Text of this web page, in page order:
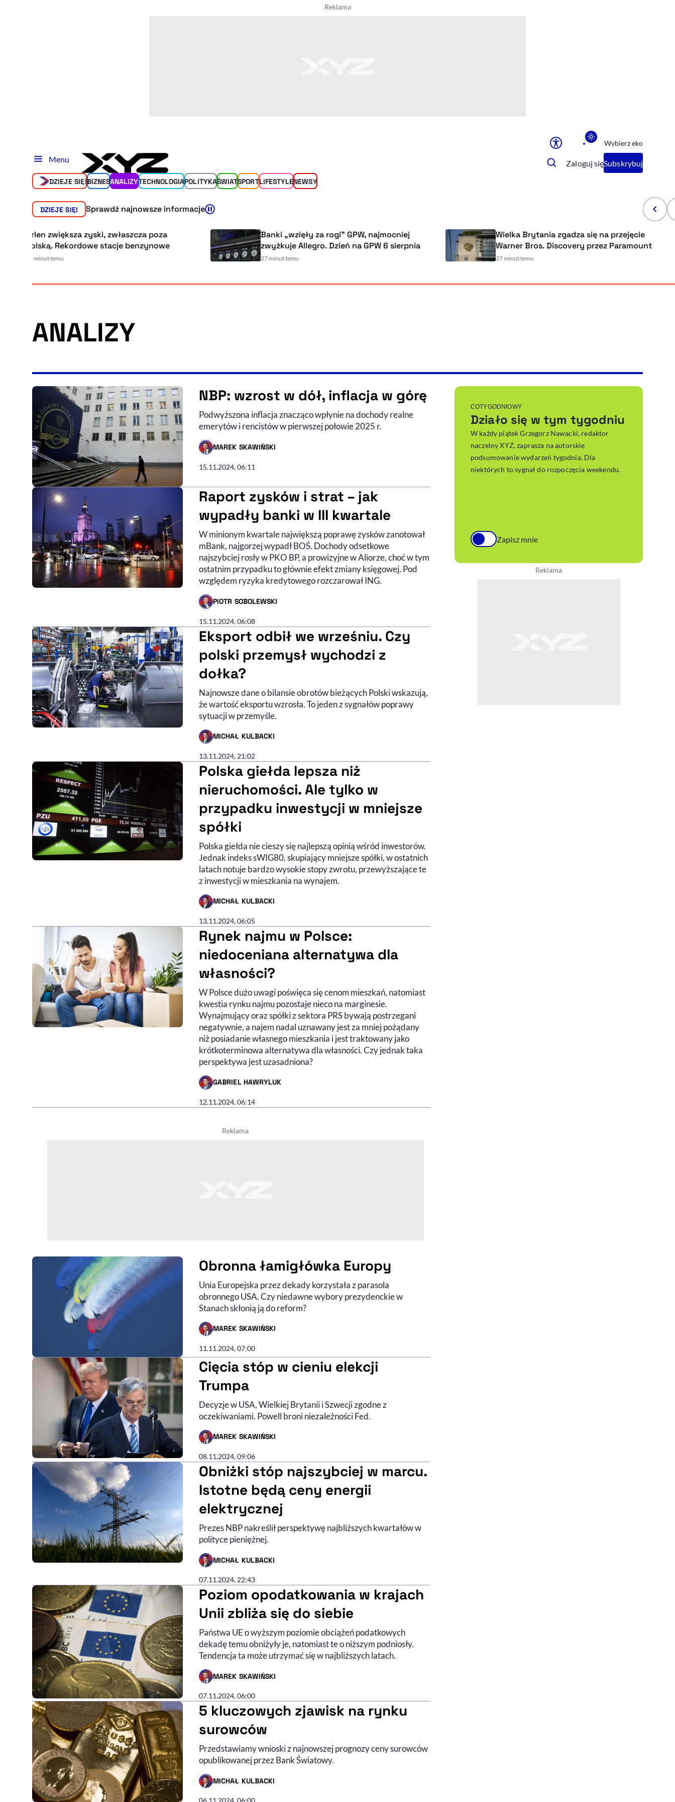
Sprawdź, jak i dlaczego zwiększamy dostępność, otwiera się w nowym
Deklaracja dostępności
, otwiera się w
Wybierz eko
Menu Zaloguj sięSubskrybuj
DZIEJE SIĘ!BIZNESANALIZYTECHNOLOGIAPOLITYKAŚWIATSPORTLIFESTYLENEWSY
DZIEJE SIĘ! Sprawdź najnowsze informacje
Orlen zwiększa zyski, zwłaszcza poza
Polską. Rekordowe stacje benzynowe
21 minut temu
Banki „wzięły za rogi" GPW, najmocniej
zwyżkuje Allegro. Dzień na GPW 6 sierpnia
27 minut temu
Wielka Brytania zgadza się na przejęcie
Warner Bros. Discovery przez
37 minut temu
ANALIZY
NBP: wzrost w dół, inflacja w górę
Podwyższona inflacja znacząco wpłynie na dochody realne
emerytów i rencistów w pierwszej połowie 2025 r.
MAREK SKAWIŃSKI
- AUTOR ARTYKUŁU - PROFIL
15.11.2024, 06:11
Raport zysków i strat – jak
wypadły banki w III kwartale
W minionym kwartale największą poprawę zysków zanotował
mBank, najgorzej wypadł BOŚ. Dochody odsetkowe
najszybciej rosły w PKO BP, a prowizyjne w Aliorze, choć w tym
ostatnim przypadku to głównie efekt zmiany księgowej. Pod
względem ryzyka kredytowego rozczarował ING.
PIOTR SOBOLEWSKI
- AUTOR ARTYKUŁU - PROFIL
15.11.2024, 06:08
Eksport odbił we wrześniu. Czy
polski przemysł wychodzi z
dołka?
Najnowsze dane o bilansie obrotów bieżących Polski wskazują,
że wartość eksportu wzrosła. To jeden z sygnałów poprawy
sytuacji w przemyśle.
MICHAŁ KULBACKI
- AUTOR ARTYKUŁU - PROFIL
13.11.2024, 21:02
Polska giełda lepsza niż
nieruchomości. Ale tylko w
przypadku inwestycji w mniejsze
spółki
Polska giełda nie cieszy się najlepszą opinią wśród inwestorów.
Jednak indeks sWIG80, skupiający mniejsze spółki, w ostatnich
latach notuje bardzo wysokie stopy zwrotu, przewyższające te
z inwestycji w mieszkania na wynajem.
MICHAŁ KULBACKI
- AUTOR ARTYKUŁU - PROFIL
13.11.2024, 06:05
Rynek najmu w Polsce:
niedoceniana alternatywa dla
własności?
W Polsce dużo uwagi poświęca się cenom mieszkań, natomiast
kwestia rynku najmu pozostaje nieco na marginesie.
Wynajmujący oraz spółki z sektora PRS bywają postrzegani
negatywnie, a najem nadal uznawany jest za mniej pożądany
niż posiadanie własnego mieszkania i jest traktowany jako
krótkoterminowa alternatywa dla własności. Czy jednak taka
perspektywa jest uzasadniona?
GABRIEL HAWRYLUK
- AUTOR ARTYKUŁU - PROFIL
12.11.2024, 06:14
Obronna łamigłówka Europy
Unia Europejska przez dekady korzystała z parasola
obronnego USA. Czy niedawne wybory prezydenckie w
Stanach skłonią ją do reform?
MAREK SKAWIŃSKI
- AUTOR ARTYKUŁU - PROFIL
11.11.2024, 07:00
Cięcia stóp w cieniu elekcji
Trumpa
Decyzje w USA, Wielkiej Brytanii i Szwecji zgodne z
oczekiwaniami. Powell broni niezależności Fed.
MAREK SKAWIŃSKI
- AUTOR ARTYKUŁU - PROFIL
08.11.2024, 09:06
Obniżki stóp najszybciej w marcu.
Istotne będą ceny energii
elektrycznej
Prezes NBP nakreślił perspektywę najbliższych kwartałów w
polityce pieniężnej.
MICHAŁ KULBACKI
- AUTOR ARTYKUŁU - PROFIL
07.11.2024, 22:43
Poziom opodatkowania w krajach
Unii zbliża się do siebie
Państwa UE o wyższym poziomie obciążeń podatkowych
dekadę temu obniżyły je, natomiast te o niższym podniosły.
Tendencja ta może utrzymać się w najbliższych latach.
MAREK SKAWIŃSKI
- AUTOR ARTYKUŁU - PROFIL
07.11.2024, 06:00
5 kluczowych zjawisk na rynku
surowców
Przedstawiamy wnioski z najnowszej prognozy ceny surowców
opublikowanej przez Bank Światowy.
MICHAŁ KULBACKI
- AUTOR ARTYKUŁU - PROFIL